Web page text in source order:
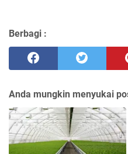
Berbagi :
Anda mungkin menyukai